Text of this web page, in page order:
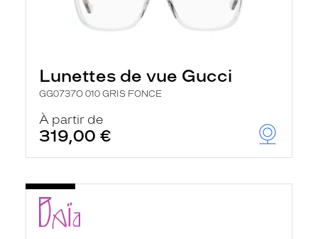
Lunettes de vue Gucci
GG0737O 010 GRIS FONCE
À partir de
319,00 €